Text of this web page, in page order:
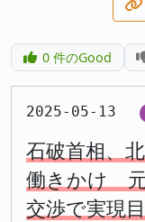
0件のGood
2025-05-13
石破首相、
働きかけ 元
交渉で実現